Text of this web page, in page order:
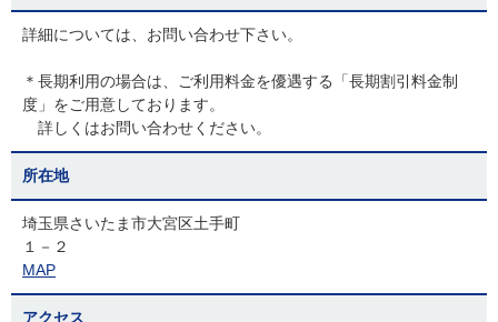
詳細については、お問い合わせ下さい。
＊長期利用の場合は、ご利用料金を優遇する「長期割引料金制
度」をご用意しております。
詳しくはお問い合わせください。
所在地
埼玉県さいたま市大宮区土手町
１－２
MAP
アクセス